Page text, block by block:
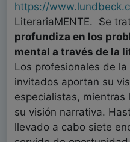
https://
LiterariaMENTE. Se
profundiza en los
mental a través de la
Los profesionales de
invitados aportan su
especialistas, mientras
su visión narrativa.
llevado a cabo siete